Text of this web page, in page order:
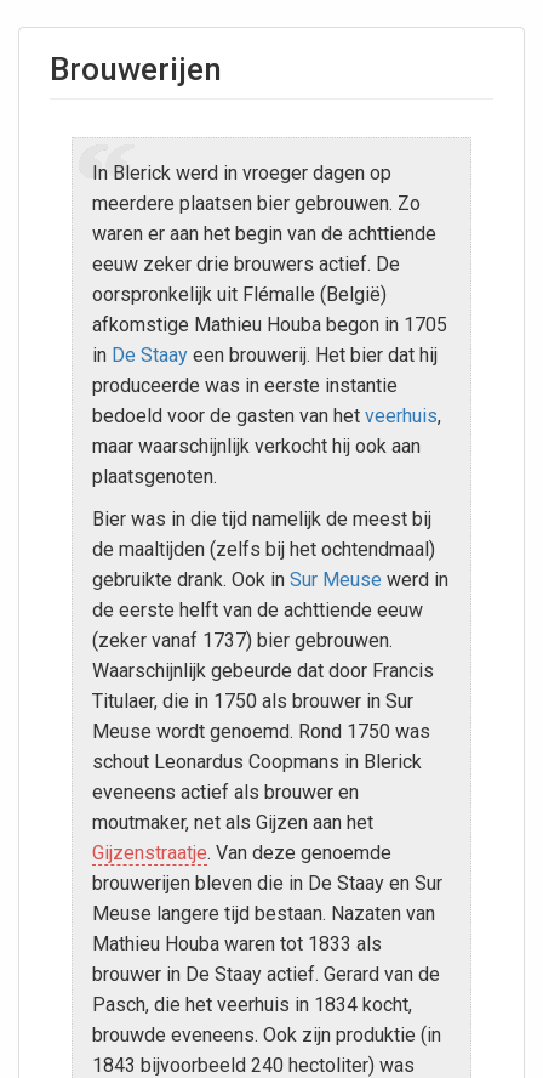
Brouwerijen
In Blerick werd in vroeger dagen op
meerdere plaatsen bier gebrouwen. Zo
waren er aan het begin van de achttiende
eeuw zeker drie brouwers actief. De
oorspronkelijk uit Flémalle (België)
afkomstige Mathieu Houba begon in 1705
in De Staay een brouwerij. Het bier dat hij
produceerde was in eerste instantie
bedoeld voor de gasten van hetveerhuis,
maar waarschijnlijk verkocht hij ook aan
plaatsgenoten.
Bier was in die tijd namelijk de meest bij
de maaltijden (zelfs bij het ochtendmaal)
gebruikte drank. Ook inSur Meuse werd in
de eerste helft van de achttiende eeuw
(zeker vanaf 1737) bier gebrouwen.
Waarschijnlijk gebeurde dat door Francis
Titulaer, die in 1750 als brouwer in Sur
Meuse wordt genoemd. Rond 1750 was
schout Leonardus Coopmans in Blerick
eveneens actief als brouwer en
moutmaker, net als Gijzen aan het
Gijzenstraatje. Van deze genoemde
brouwerijen bleven die in De Staay en Sur
Meuse langere tijd bestaan. Nazaten van
Mathieu Houba waren tot 1833 als
brouwer in De Staay actief. Gerard van de
Pasch, die het veerhuis in 1834 kocht,
brouwde eveneens. Ook zijn produktie (in
1843 bijvoorbeeld 240 hectoliter) was